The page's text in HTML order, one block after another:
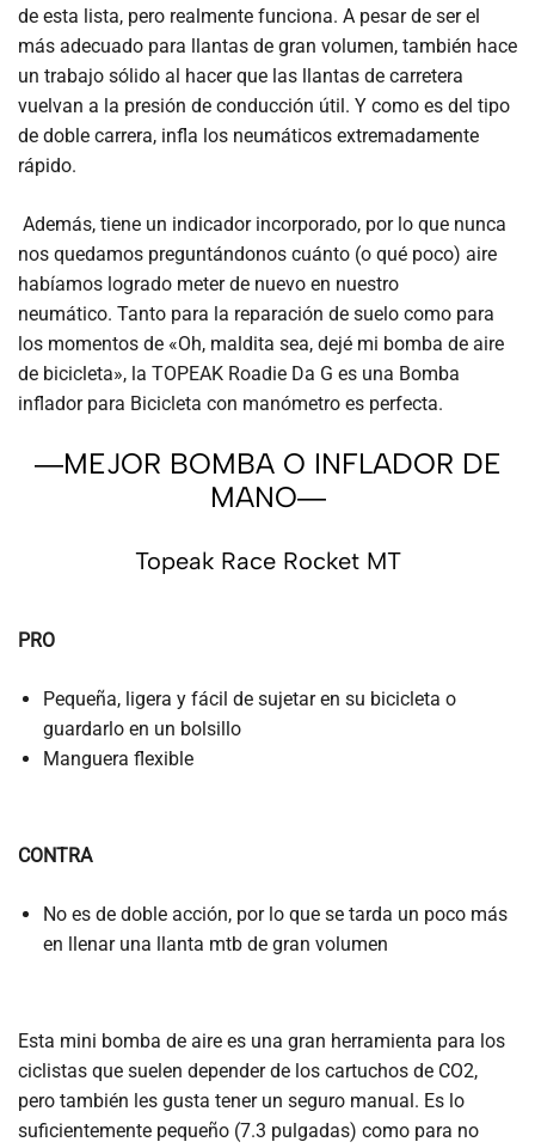
de esta lista, pero realmente funciona. A pesar de ser el
más adecuado para llantas de gran volumen, también hace
un trabajo sólido al hacer que las llantas de carretera
vuelvan a la presión de conducción útil. Y como es del tipo
de doble carrera, infla los neumáticos extremadamente
rápido.
Además, tiene un indicador incorporado, por lo que nunca
nos quedamos preguntándonos cuánto (o qué poco) aire
habíamos logrado meter de nuevo en nuestro
neumático. Tanto para la reparación de suelo como para
los momentos de «Oh, maldita sea, dejé mi bomba de aire
de bicicleta», la TOPEAK Roadie Da G es una Bomba
inflador para Bicicleta con manómetro es perfecta.
―MEJOR BOMBA O INFLADOR DE
MANO―
Topeak Race Rocket MT
PRO
Pequeña, ligera y fácil de sujetar en su bicicleta o
guardarlo en un bolsillo
Manguera flexible
CONTRA
No es de doble acción, por lo que se tarda un poco más
en llenar una llanta mtb de gran volumen
Esta mini bomba de aire es una gran herramienta para los
ciclistas que suelen depender de los cartuchos de CO2,
pero también les gusta tener un seguro manual. Es lo
suficientemente pequeño (7.3 pulgadas) como para no